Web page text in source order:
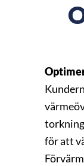
för att